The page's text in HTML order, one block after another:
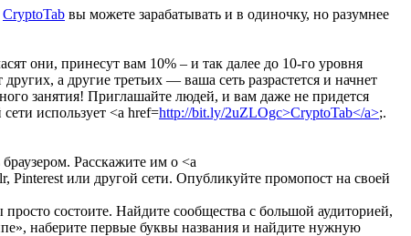
CryptoTab вы можете зарабатывать и в одиночку, но разумнее
они, принесут вам 10% – и так далее до 10-го уровня
а другие третьих — ваша сеть разрастется и начнет
занятия! Приглашайте людей, и вам даже не придется
использует <a href=http://bit.ly/2uZLOgc>CryptoTab</a>;.
Расскажите им о <a
Pinterest или другой сети. Опубликуйте промопост на своей
состоите. Найдите сообщества с большой аудиторией,
наберите первые буквы названия и найдите нужную